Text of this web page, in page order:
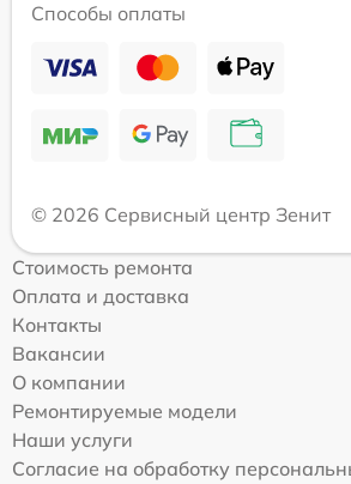
Способы оплаты
© 2026 Сервисный центр Зенит
Стоимость ремонта
Оплата и доставка
Контакты
Вакансии
О компании
Ремонтируемые модели
Наши услуги
Согласие на обработку